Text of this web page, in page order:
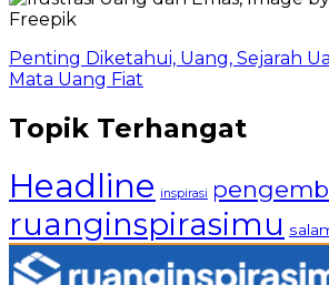
Penting Diketahui, Uang, Sejarah
Mata Uang Fiat
Topik Terhangat
Headline inspirasi
ruanginspirasimu